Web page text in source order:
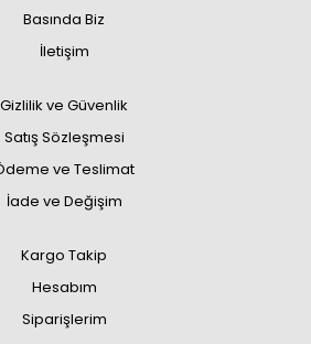
Basında Biz
İletişim
Gizlilik ve Güvenlik
Satış Sözleşmesi
ve Teslimat
İade ve Değişim
Kargo Takip
Hesabım
Siparişlerim